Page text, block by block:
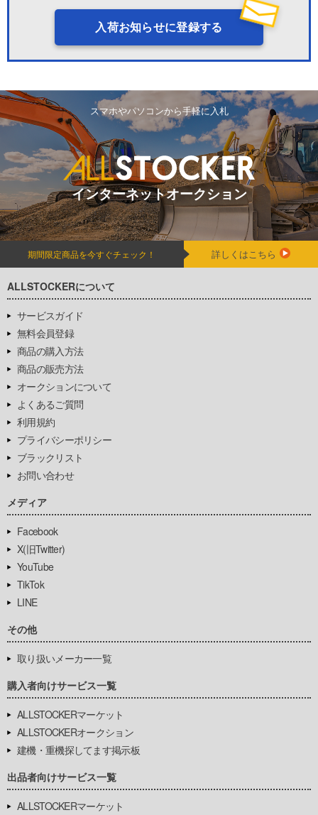
入荷お知らせに登録する
スマホやパソコンから手軽に入札
インターネットオークション
期間限定商品を今すぐチェック！ 詳しくはこちら
ALLSTOCKERについて
サービスガイド
無料会員登録
商品の購入方法
商品の販売方法
オークションについて
よくあるご質問
利用規約
プライバシーポリシー
ブラックリスト
お問い合わせ
メディア
Facebook
X(旧Twitter)
YouTube
TikTok
LINE
その他
取り扱いメーカー一覧
購入者向けサービス一覧
ALLSTOCKERマーケット
ALLSTOCKERオークション
建機・重機探してます掲示板
出品者向けサービス一覧
ALLSTOCKERマーケット